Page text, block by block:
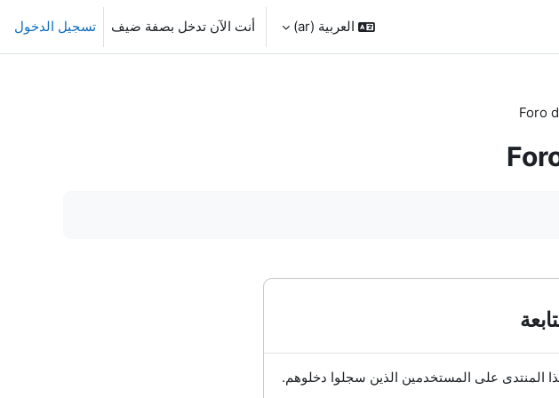
العربية ‎(ar)‎ أنت الآن تدخل بصفة ضيف تسجيل الدخول
Foro
المنتدى على المستخدمين الذين سجلوا دخلوهم.